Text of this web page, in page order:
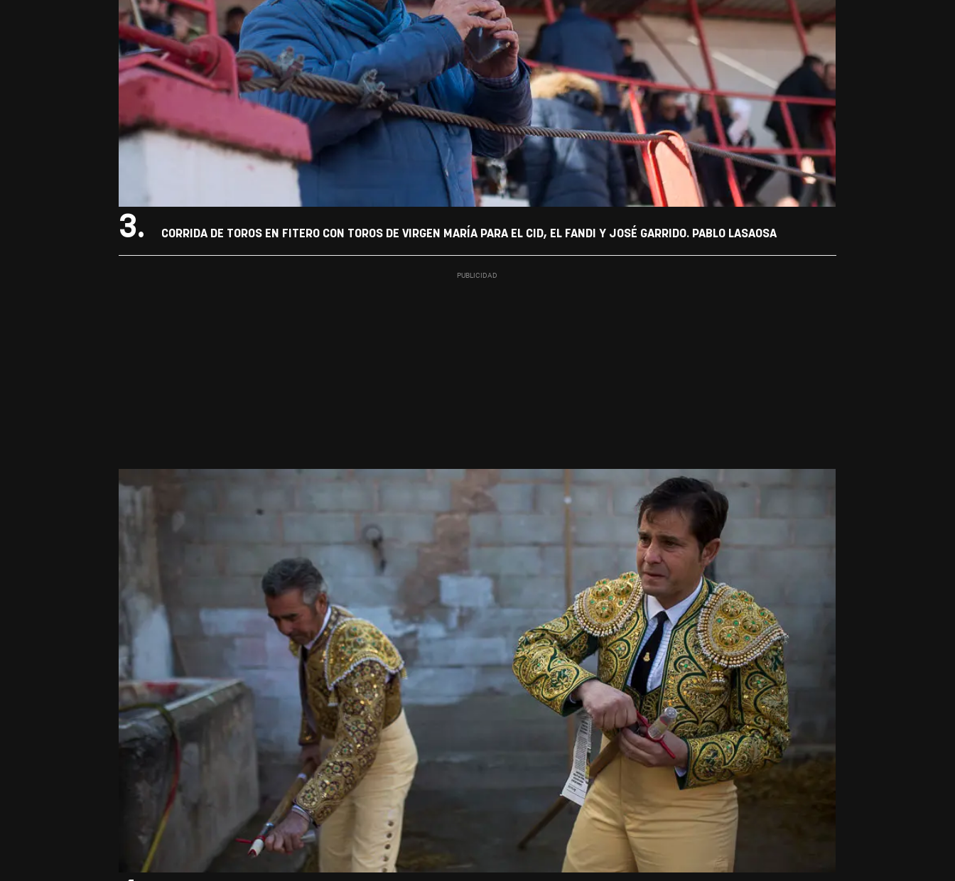
3. CORRIDA DE TOROS EN FITERO CON TOROS DE VIRGEN MARÍA PARA EL CID, EL FANDI Y JOSÉ GARRIDO. PABLO LASAOSA